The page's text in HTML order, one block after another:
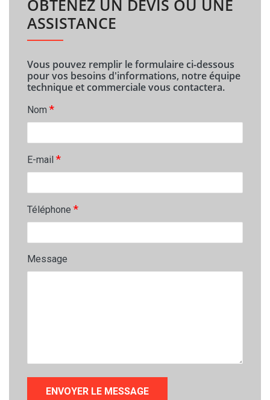
OBTENEZ UN DEVIS OU UNE
ASSISTANCE
Vous pouvez remplir le formulaire ci-dessous
pour vos besoins d'informations, notre équipe
technique et commerciale vous contactera.
Nom *
E-mail *
Téléphone *
Message